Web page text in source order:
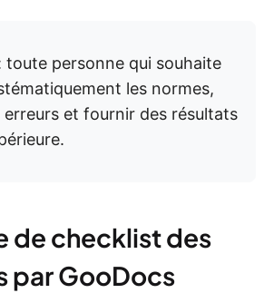
toute personne qui souhaite
les normes,
erreurs et fournir des résultats
de checklist des
par GooDocs